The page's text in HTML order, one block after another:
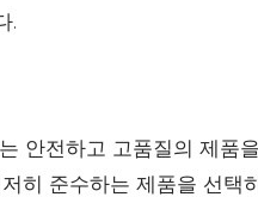
.
안전하고 고품질의 제품
히 준수하는 제품을 선택